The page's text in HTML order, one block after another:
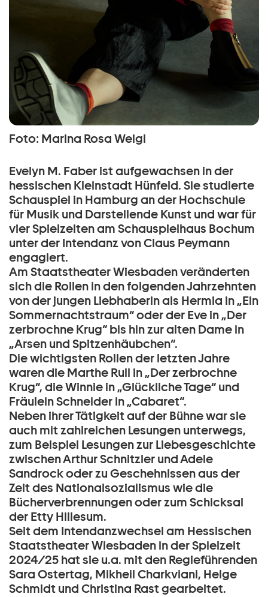
Foto: Marina Rosa Weigl
Evelyn M. Faber ist aufgewachsen in der
hessischen Kleinstadt Hünfeld. Sie studierte
Schauspiel in Hamburg an der Hochschule
für Musik und Darstellende Kunst und war für
vier Spielzeiten am Schauspielhaus Bochum
unter der Intendanz von Claus Peymann
engagiert.
Am Staatstheater Wiesbaden veränderten
sich die Rollen in den folgenden Jahrzehnten
von der jungen Liebhaberin als Hermia in „Ein
Sommernachtstraum“ oder der Eve in „Der
zerbrochne Krug“ bis hin zur alten Dame in
„Arsen und Spitzenhäubchen“.
Die wichtigsten Rollen der letzten Jahre
waren die Marthe Rull in „Der zerbrochne
Krug“, die Winnie in „Glückliche Tage“ und
Fräulein Schneider in „Cabaret“.
Neben ihrer Tätigkeit auf der Bühne war sie
auch mit zahlreichen Lesungen unterwegs,
zum Beispiel Lesungen zur Liebesgeschichte
zwischen Arthur Schnitzler und Adele
Sandrock oder zu Geschehnissen aus der
Zeit des Nationalsozialismus wie die
Bücherverbrennungen oder zum Schicksal
der Etty Hillesum.
Seit dem Intendanzwechsel am Hessischen
Staatstheater Wiesbaden in der Spielzeit
2024/25 hat sie u.a. mit den Regieführenden
Sara Ostertag, Mikheil Charkviani, Helge
Schmidt und Christina Rast gearbeitet.